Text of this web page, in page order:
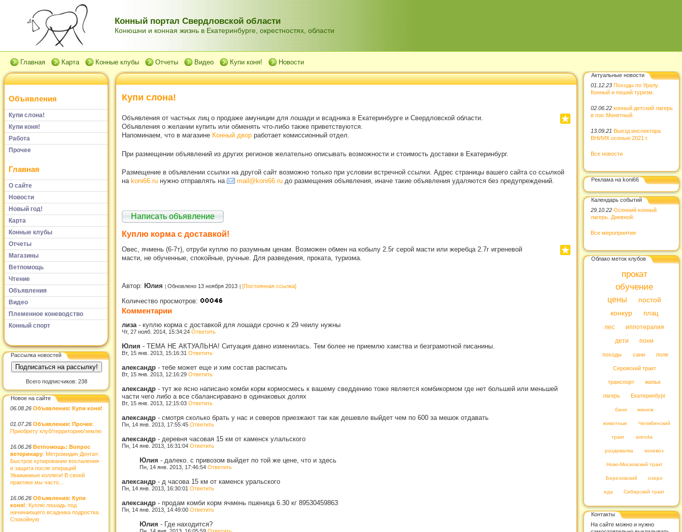
Конный портал Свердловской области
Конюшни и конная жизнь в Екатеринбурге, окрестностях, области
Главная Карта Конные клубы Отчеты Видео Купи коня! Новости
Объявления
Купи слона!
Купи коня!
Работа
Прочее
Главная
О сайте
Новости
Новый год!
Карта
Конные клубы
Отчеты
Магазины
Ветпомощь
Чтение
Объявления
Видео
Племенное коневодство
Конный спорт
Рассылка новостей
Всего подписчиков: 238
Новое на сайте
06.08.26 Объявления: Купи коня!
01.07.26 Объявления: Прочее:
Приобрету клуб/территорию/землю
16.06.26 Ветпомощь: Вопрос
ветеринару: Метромидин Дента»:
Быстрое купирование воспаления
и защита после операций
Уважаемые коллеги! В своей
практике мы часто...
16.06.26 Объявления: Купи
коня!: Куплю лошадь под
начинающего всадника подростка.
Спокойную
Купи слона!
Объявления от частных лиц о продаже амуниции для лошади и всадника в Екатеринбурге и Свердловской области.
Объявления о желании купить или обменять что-либо также приветствуются.
Напоминаем, что в магазине Конный двор работает комиссионный отдел.
При размещении объявлений из других регионов желательно описывать возможности и стоимость доставки в Екатеринбург.
Размещение в объявлении ссылки на другой сайт возможно только при условии встречной ссылки. Адрес страницы вашего сайта со ссылкой
на koni66.ru нужно отправлять на mail@koni66.ru до размещения объявления, иначе такие объявления удаляются без предупреждений.
Написать объявление
Куплю корма с доставкой!
Овес, ячмень (6-7т), отруби куплю по разумным ценам. Возможен обмен на кобылу 2.5г серой масти или жеребца 2.7г игреневой
масти, не обученные, спокойные, ручные. Для разведения, проката, туризма.
Автор: Юлия Обновлено 13 ноября 2013 [Постоянная ссылка]
Количество просмотров:
Комментарии
лиза - куплю корма с доставкой для лошади срочно к 29 чеилу нужны
Чт, 27 нояб. 2014, 15:34:24 Ответить
Юлия - ТЕМА НЕ АКТУАЛЬНА! Ситуация давно изменилась. Тем более не приемлю хамства и безграмотной писанины.
Вт, 15 янв. 2013, 15:16:31 Ответить
александр - тебе может еще и хим состав расписать
Вт, 15 янв. 2013, 12:16:29 Ответить
александр - тут же ясно написано комби корм кормосмесь к вашему сведдению тоже является комбикормом где нет большей или меньшей
части чего либо а все сбалансиравано в одинаковых долях
Вт, 15 янв. 2013, 12:15:03 Ответить
александр - смотря сколько брать у нас и северов приезжают так как дешевле выйдет чем по 600 за мешок отдавать
Пн, 14 янв. 2013, 17:55:45 Ответить
александр - деревня часовая 15 км от каменск улальского
Пн, 14 янв. 2013, 16:31:04 Ответить
Юлия - далеко. с привозом выйдет по той же цене, что и здесь
Пн, 14 янв. 2013, 17:46:54 Ответить
александр - д часова 15 км от каменск уральского
Пн, 14 янв. 2013, 16:30:01 Ответить
александр - продам комби корм ячмень пшеница 6.30 кг 89530459863
Пн, 14 янв. 2013, 14:49:00 Ответить
Юлия - Где находится?
Актуальные новости
01.12.23 Походы по Уралу.
Конный и пеший туризм.
02.06.22 конный детский лагерь
в пос.Монетный.
13.09.21 Выезд инспектора
ВНИИК осенью 2021 г.
Все новости
Реклама на koni66
Календарь событий
29.10.22 Осенний конный
лагерь. Дневной.
Все мероприятия
Облако меток клубов
прокат
обучение
цены
постой
конкур
плац
лес
иппотерапия
дети
пони
походы сани поле
Серовский тракт
транспорт жилье
лагерь Екатеринбург
баня манеж
животные Челябинский
тракт arenda
раздевалка коневоз
Ново-Московский тракт
Березовский озеро
еда Сибирский тракт
Контакты
На сайте можно и нужно